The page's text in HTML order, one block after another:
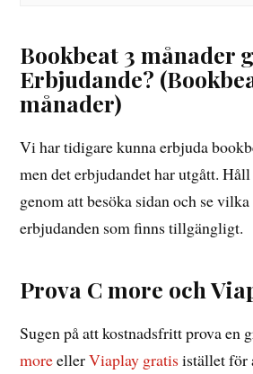
Bookbeat 3 månader
Erbjudande?
månader)
Vi har tidigare kunna erbjuda
men det erbjudandet har utgått.
genom att besöka sidan och se
erbjudanden som finns tillgängligt.
Prova C more och
Sugen på att kostnadsfritt prova en
moreellerViaplay gratis istället för